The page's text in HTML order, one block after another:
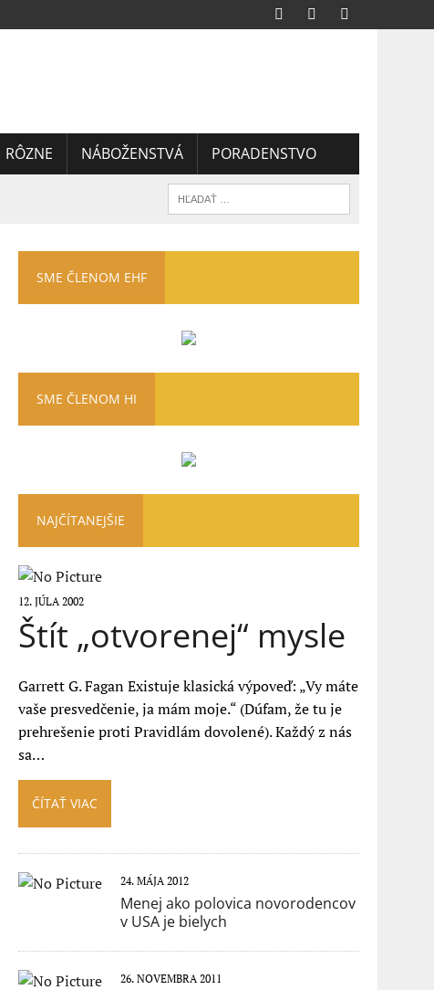
RÔZNE NÁBOŽENSTVÁ PORADENSTVO
SME ČLENOM EHF
SME ČLENOM HI
NAJČÍTANEJŠIE
12. JÚLA 2002
Štít „otvorenej“ mysle
Garrett G. Fagan Existuje klasická výpoveď: „Vy máte
vaše presvedčenie, ja mám moje.“ (Dúfam, že tu je
prehrešenie proti Pravidlám dovolené). Každý z nás
sa…
ČÍTAŤ VIAC
24. MÁJA 2012
Menej ako polovica novorodencov
v USA je bielych
26. NOVEMBRA 2011